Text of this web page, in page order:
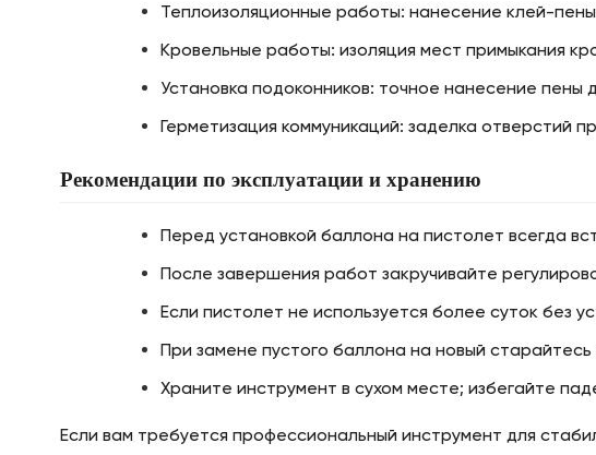
Теплоизоляционные работы: нанесение клей-
Кровельные работы: изоляция мест примыкания
Установка подоконников: точное нанесение
Герметизация коммуникаций: заделка отверстий
Рекомендации по эксплуатации и хранению
Перед установкой баллона на пистолет всегда
После завершения работ закручивайте
Если пистолет не используется более суток без
При замене пустого баллона на новый
Храните инструмент в сухом месте; избегайте
Если вам требуется профессиональный инструмент для